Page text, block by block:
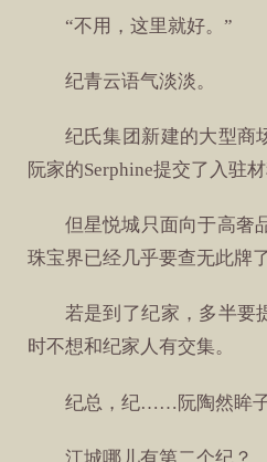
“不用，这里就好。”
纪青云语气淡淡。
纪氏集团新建的大型商
阮家的Serphine提交了入驻材
但星悦城只面向于高奢
珠宝界已经几乎要查无此牌
若是到了纪家，多半要
时不想和纪家人有交集。
纪总，纪……阮陶然眸子